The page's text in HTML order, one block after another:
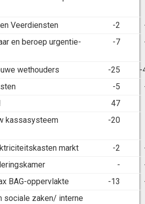
Veerdiensten -2
en beroep urgentie-
-7
wethouders -25
-
-5
47
kassasysteem
-20
markt -2
-
BAG-oppervlakte
-13
sociale zaken/ interne